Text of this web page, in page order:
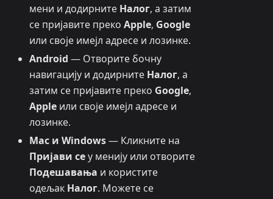
мени и додирните Налог, а затим
се пријавите преко Apple, Google
или своје имејл адресе и лозинке.
Android — Отворите бочну
навигацију и додирните Налог, а
затим се пријавите преко Google,
Apple или своје имејл адресе и
лозинке.
Mac и Windows— Кликните на
Пријави сеу менију или отворите
Подешавања и користите
одељак Налог. Можете се